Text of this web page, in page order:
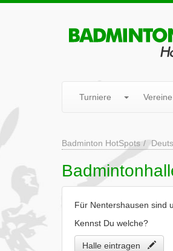
Turniere Vereine
Badminton HotSpots
Für Nentershausen sind
Kennst Du welche?
Halle eintragen